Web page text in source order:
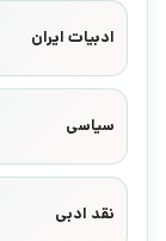
ادبیات ایران
سیاسی
نقد ادبی